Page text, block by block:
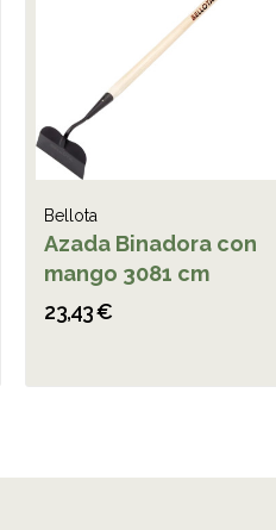
Bellota
Azada Binadora con
mango 3081 cm
23,43 €